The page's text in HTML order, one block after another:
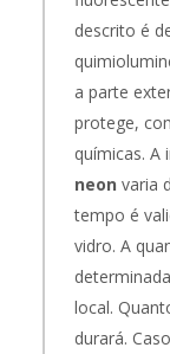
descrito é
a parte
protege,
químicas. A
neon varia
tempo é
vidro. A
local.
durará.